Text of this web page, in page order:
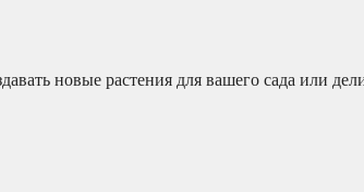
новые растения для вашего сада или